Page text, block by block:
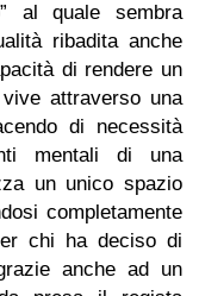
al quale sembra
ribadita anche
di rendere un
attraverso una
di necessità
mentali di una
un unico spazio
completamente
chi ha deciso di
anche ad un